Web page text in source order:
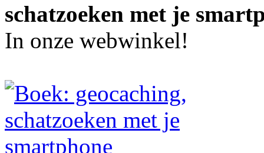
schatzoeken met je
In onze webwinkel!